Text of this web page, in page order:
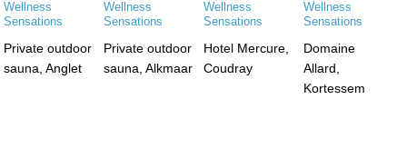
Private outdoor
sauna, Anglet
Private outdoor
sauna, Alkmaar
Hotel Mercure,
Coudray
Domaine
Allard,
Kortessem